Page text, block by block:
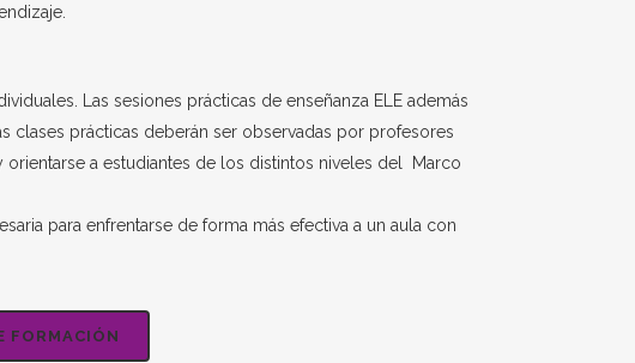
Las sesiones prácticas de enseñanza ELE además
clases prácticas deberán ser observadas por profesores
a estudiantes de los distintos niveles del
Marco
para enfrentarse de forma más efectiva a un aula con
FORMACIÓN